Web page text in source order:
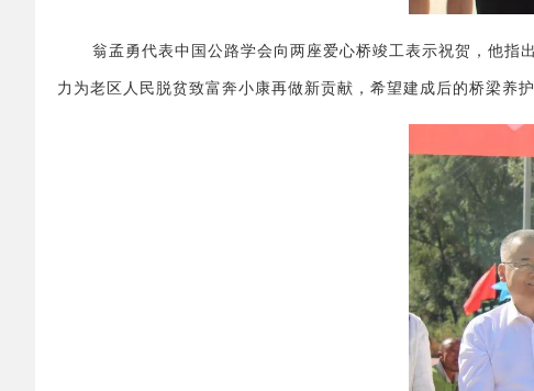
翁孟勇代表中国公路学会向两座爱心桥竣工表示祝贺，他指
力为老区人民脱贫致富奔小康再做新贡献，希望建成后的桥梁养